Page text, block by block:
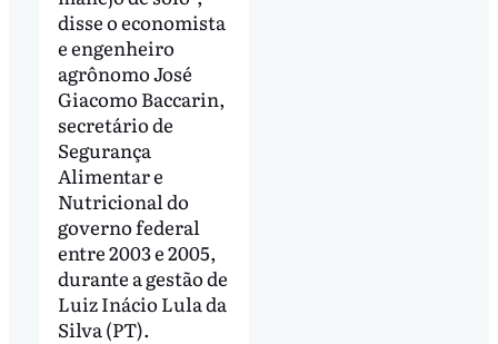
disse o economista
e engenheiro
agrônomo José
Giacomo Baccarin,
secretário de
Segurança
Alimentar e
Nutricional do
governo federal
entre 2003 e 2005,
durante a gestão de
Luiz Inácio Lula da
Silva (PT).